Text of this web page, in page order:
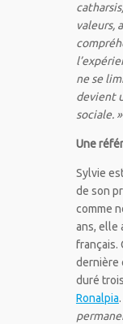
valeurs,
ne se
devient
sociale. »
Une
Sylvie
de son
comme
ans, elle
français.
dernière
duré
Ronalpia.